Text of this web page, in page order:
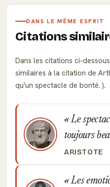
DANS LE MÊME ESPRIT
Citations
Dans les citations ci-
similaires à la citation de
qu'un spectacle de bonté. ).
Le
toujours
ARISTOTE
Les